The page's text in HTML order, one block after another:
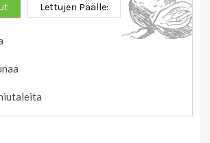
Lettujen Päälle: